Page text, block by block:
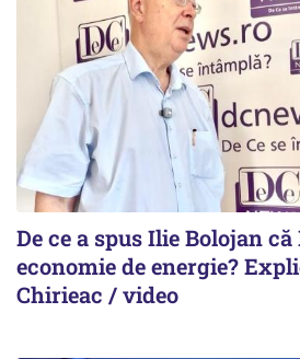
De ce a spus Ilie Bolojan
economie de energie?
Chirieac / video